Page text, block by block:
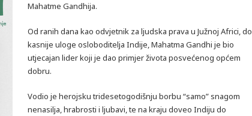
Mahatme Gandhija.
Od ranih dana kao odvjetnik za ljudska prava u Južnoj Africi, do
kasnije uloge osloboditelja Indije, Mahatma Gandhi je bio
utjecajan lider koji je dao primjer života posvećenog općem
dobru.
Vodio je herojsku tridesetogodišnju borbu “samo” snagom
nenasilja, hrabrosti i ljubavi, te na kraju doveo Indiju do